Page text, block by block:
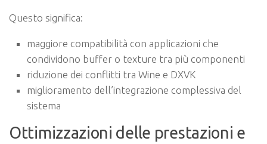
Questo significa:
maggiore compatibilità con applicazioni che
condividono buffer o texture tra più componenti
riduzione dei conflitti tra Wine e DXVK
miglioramento dell’integrazione complessiva del
sistema
Ottimizzazioni delle prestazioni e